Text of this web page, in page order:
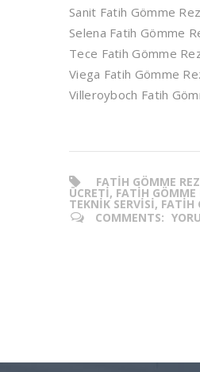
Sanit Fatih Gömme
Selena Fatih Gömme
Tece Fatih Gömme
Viega Fatih Gömme
Villeroyboch Fatih
FATIH GÖMME
ÜCRETI, FATIH GÖMME
TEKNIK SERVISI, FATIH
COMMENTS: